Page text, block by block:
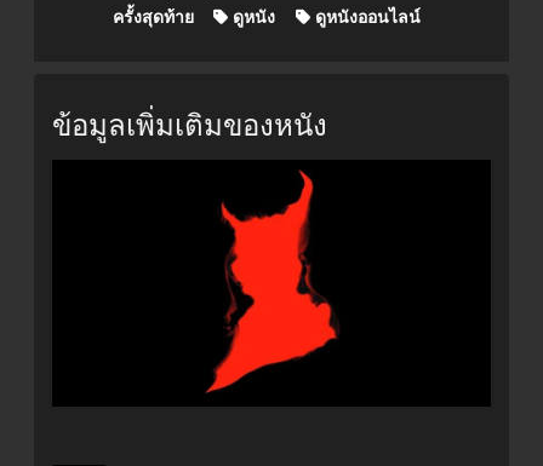
ครั้งสุดท้าย
ดูหนัง ดูหนังออนไลน์
ข้อมูลเพิ่มเติมของหนัง